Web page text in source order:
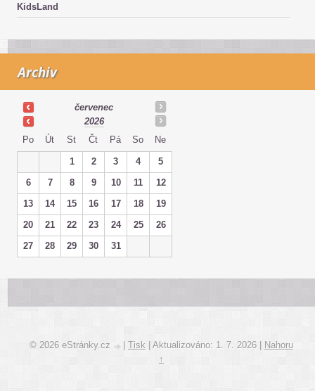
KidsLand
Archiv
červenec
2026
Po
Út St Čt Pá So Ne
1 2 3 4
5
6
7 8 9 10 11
12
13
14 15 16 17 18
19
20
21 22 23 24 25
26
27
28 29 30 31
© 2026 eStránky.cz | Tisk | Aktualizováno: 1. 7. 2026 | Nahoru
↑